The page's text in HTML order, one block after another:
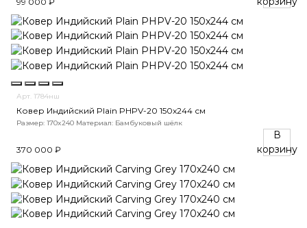
Арт. 1784нш
Ковер Индийский Plain PHPV-20 150x244 см
Размер: 170x240 Материал: Бамбуковый шёлк
370 000 ₽
В
корзину